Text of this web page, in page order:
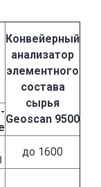
Конвейерный
анализатор
элементного
состава
сырья
Geoscan 9500
до 1600